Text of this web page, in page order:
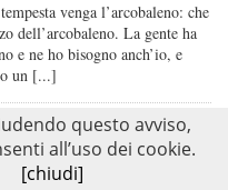
venga l’arcobaleno: che
dell’arcobaleno. La gente ha
e ne ho bisogno anch’io, e
un [...]
tifosi, uomini
questo avviso,
all’uso dei cookie.
[chiudi]